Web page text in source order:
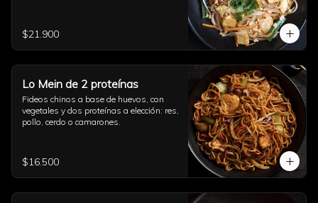
$21.900
Lo Mein de 2 proteínas
Fideos chinos a base de huevos, con
vegetales y dos proteínas a elección: res,
pollo, cerdo o camarones.
$16.500